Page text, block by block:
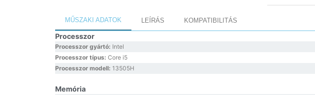
MŰSZAKI ADATOK LEÍRÁS KOMPATIBILITÁS
Processzor
Processzor gyártó: Intel
Processzor típus: Core i5
Processzor modell: 13505H
Memória